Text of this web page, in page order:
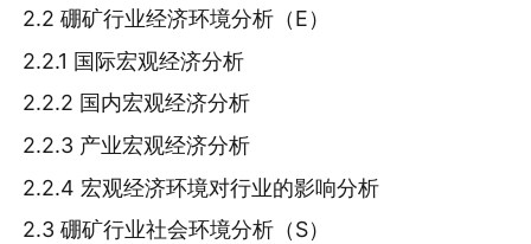
2.2 硼矿行业经济环境分析（E）
2.2.1 国际宏观经济分析
2.2.2 国内宏观经济分析
2.2.3 产业宏观经济分析
2.2.4 宏观经济环境对行业的影响分析
2.3 硼矿行业社会环境分析（S）